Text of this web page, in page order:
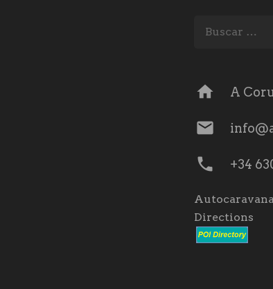
home A
mail
phone +34
Directions